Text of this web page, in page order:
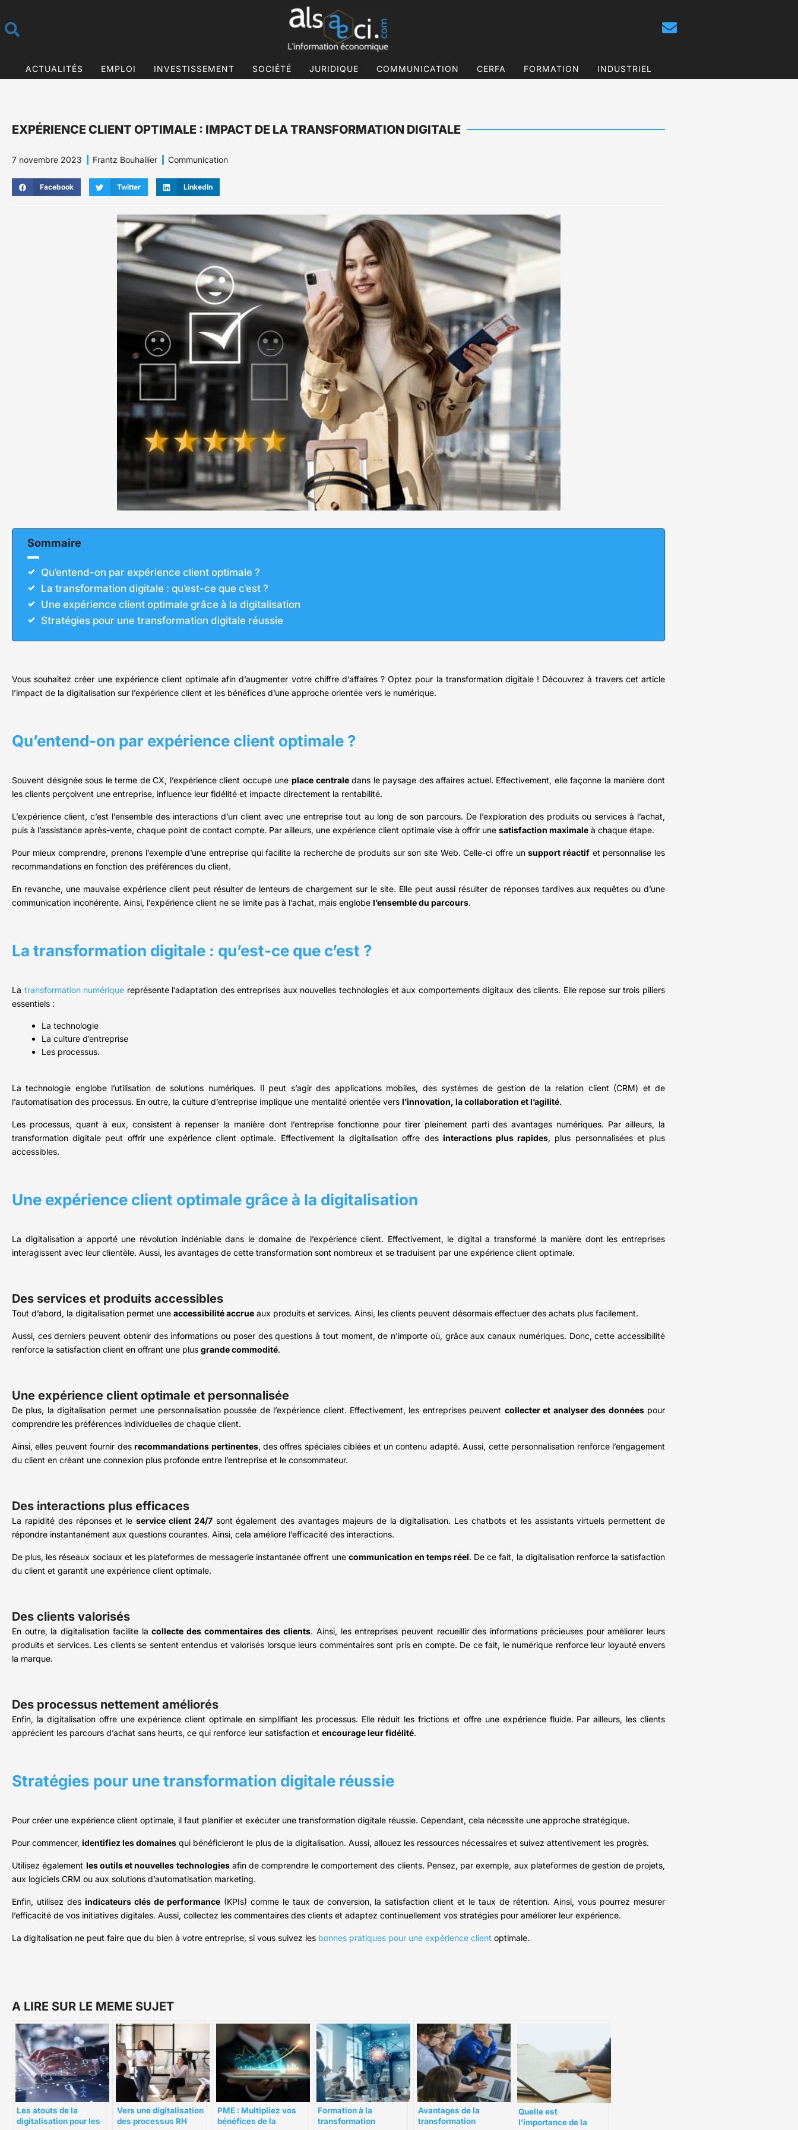
ACTUALITÉS EMPLOI INVESTISSEMENT SOCIÉTÉ JURIDIQUE COMMUNICATION CERFA FORMATION INDUSTRIEL
EXPÉRIENCE CLIENT OPTIMALE : IMPACT DE LA TRANSFORMATION DIGITALE
7 novembre 2023 Frantz Bouhallier Communication
Facebook Twitter LinkedIn
Sommaire
Qu’entend-on par expérience client optimale ?
La transformation digitale : qu’est-ce que c’est ?
Une expérience client optimale grâce à la digitalisation
Stratégies pour une transformation digitale réussie
Vous souhaitez créer une expérience client optimale afin d’augmenter votre chiffre d’affaires ? Optez pour la transformation digitale ! Découvrez à travers cet article
l’impact de la digitalisation sur l’expérience client et les bénéfices d’une approche orientée vers le numérique.
Qu’entend-on par expérience client optimale ?
Souvent désignée sous le terme de CX, l’expérience client occupe une place centraledans le paysage des affaires actuel. Effectivement, elle façonne la manière dont
les clients perçoivent une entreprise, influence leur fidélité et impacte directement la rentabilité.
L’expérience client, c’est l’ensemble des interactions d’un client avec une entreprise tout au long de son parcours. De l’exploration des produits ou services à l’achat,
puis à l’assistance après-vente, chaque point de contact compte. Par ailleurs, une expérience client optimale vise à offrir une satisfaction maximale à chaque étape.
Pour mieux comprendre, prenons l’exemple d’une entreprise qui facilite la recherche de produits sur son site Web. Celle-ci offre unsupport réactif et personnalise les
recommandations en fonction des préférences du client.
En revanche, une mauvaise expérience client peut résulter de lenteurs de chargement sur le site. Elle peut aussi résulter de réponses tardives aux requêtes ou d’une
communication incohérente. Ainsi, l’expérience client ne se limite pas à l’achat, mais englobe l’ensemble du parcours.
La transformation digitale : qu’est-ce que c’est ?
La transformation numérique représente l’adaptation des entreprises aux nouvelles technologies et aux comportements digitaux des clients. Elle repose sur trois piliers
essentiels :
La technologie
La culture d’entreprise
Les processus.
La technologie englobe l’utilisation de solutions numériques. Il peut s’agir des applications mobiles, des systèmes de gestion de la relation client (CRM) et de
l’automatisation des processus. En outre, la culture d’entreprise implique une mentalité orientée vers l’innovation, la collaboration et l’agilité.
Les processus, quant à eux, consistent à repenser la manière dont l’entreprise fonctionne pour tirer pleinement parti des avantages numériques. Par ailleurs, la
transformation digitale peut offrir une expérience client optimale. Effectivement la digitalisation offre des interactions plus rapides, plus personnalisées et plus
accessibles.
Une expérience client optimale grâce à la digitalisation
La digitalisation a apporté une révolution indéniable dans le domaine de l’expérience client. Effectivement, le digital a transformé la manière dont les entreprises
interagissent avec leur clientèle. Aussi, les avantages de cette transformation sont nombreux et se traduisent par une expérience client optimale.
Des services et produits accessibles
Tout d’abord, la digitalisation permet une accessibilité accrue aux produits et services. Ainsi, les clients peuvent désormais effectuer des achats plus facilement.
Aussi, ces derniers peuvent obtenir des informations ou poser des questions à tout moment, de n’importe où, grâce aux canaux numériques. Donc, cette accessibilité
renforce la satisfaction client en offrant une plus grande commodité.
Une expérience client optimale et personnalisée
De plus, la digitalisation permet une personnalisation poussée de l’expérience client. Effectivement, les entreprises peuvent collecter et analyser des donnéespour
comprendre les préférences individuelles de chaque client.
Ainsi, elles peuvent fournir desrecommandations pertinentes, des offres spéciales ciblées et un contenu adapté. Aussi, cette personnalisation renforce l’engagement
du client en créant une connexion plus profonde entre l’entreprise et le consommateur.
Des interactions plus efficaces
La rapidité des réponses et le service client 24/7sont également des avantages majeurs de la digitalisation. Les chatbots et les assistants virtuels permettent de
répondre instantanément aux questions courantes. Ainsi, cela améliore l’efficacité des interactions.
De plus, les réseaux sociaux et les plateformes de messagerie instantanée offrent une communication en temps réel. De ce fait, la digitalisation renforce la satisfaction
du client et garantit une expérience client optimale.
Des clients valorisés
En outre, la digitalisation facilite lacollecte des commentaires des clients. Ainsi, les entreprises peuvent recueillir des informations précieuses pour améliorer leurs
produits et services. Les clients se sentent entendus et valorisés lorsque leurs commentaires sont pris en compte. De ce fait, le numérique renforce leur loyauté envers
la marque.
Des processus nettement améliorés
Enfin, la digitalisation offre une expérience client optimale en simplifiant les processus. Elle réduit les frictions et offre une expérience fluide. Par ailleurs, les clients
apprécient les parcours d’achat sans heurts, ce qui renforce leur satisfaction et encourage leur fidélité.
Stratégies pour une transformation digitale réussie
Pour créer une expérience client optimale, il faut planifier et exécuter une transformation digitale réussie. Cependant, cela nécessite une approche stratégique.
Pour commencer, identifiez les domaines qui bénéficieront le plus de la digitalisation. Aussi, allouez les ressources nécessaires et suivez attentivement les progrès.
Utilisez également les outils et nouvelles technologiesafin de comprendre le comportement des clients. Pensez, par exemple, aux plateformes de gestion de projets,
aux logiciels CRM ou aux solutions d’automatisation marketing.
Enfin, utilisez des indicateurs clés de performance(KPIs) comme le taux de conversion, la satisfaction client et le taux de rétention. Ainsi, vous pourrez mesurer
l’efficacité de vos initiatives digitales. Aussi, collectez les commentaires des clients et adaptez continuellement vos stratégies pour améliorer leur expérience.
La digitalisation ne peut faire que du bien à votre entreprise, si vous suivez les bonnes pratiques pour une expérience client optimale.
A LIRE SUR LE MEME SUJET
Les atouts de la
digitalisation pour les
Vers une digitalisation
des processus RH
PME : Multipliez vos
bénéfices de la
Formation à la
transformation
Avantages de la
transformation
Quelle est
l’importance de la